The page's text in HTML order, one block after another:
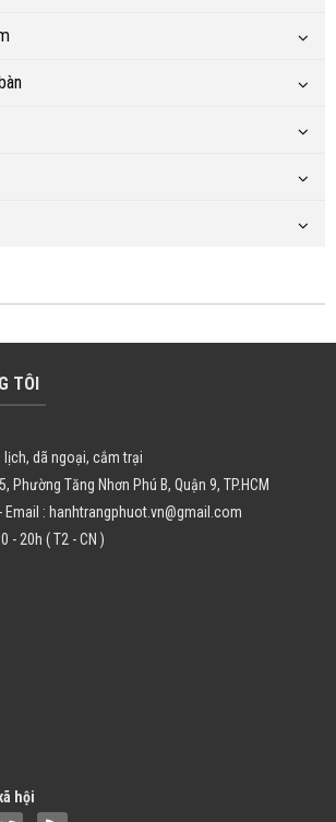
TÔI
dã ngoại, cắm trại
Phường Tăng Nhơn Phú B, Quận 9, TP.HCM
Email : hanhtrangphuot.vn@gmail.com
- 20h ( T2 - CN )
hội